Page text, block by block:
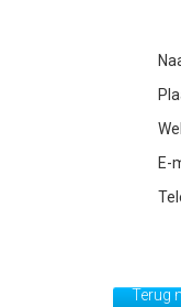
E-
Terug